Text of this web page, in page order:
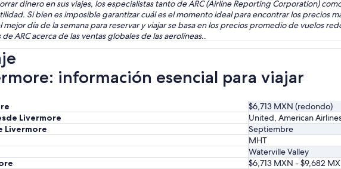
dinero en sus viajes, los especialistas tanto de ARC (Airline Reporting Corporation)
Si bien es imposible garantizar cuál es el momento ideal para encontrar los precios
día de la semana para reservar y viajar se basa en los precios promedio de vuelos
ARC acerca de las ventas globales de las aerolíneas..
información esencial para viajar
$6,713 MXN (redondo)
Livermore
United, American
Livermore
Septiembre
MHT
Waterville Valley
$6,713 MXN - $9,682